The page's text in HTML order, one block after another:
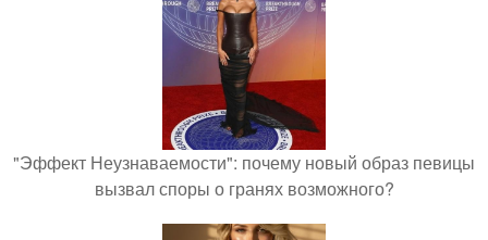
"Эффект Неузнаваемости": почему новый образ певицы
вызвал споры о гранях возможного?